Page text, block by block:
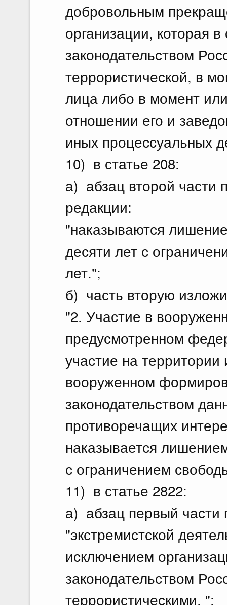
добровольным
организации, которая в
законодательством
террористической, в
лица либо в момент
отношении его и
иных процессуальных
10) в статье 208:
а) абзац второй части
редакции:
"наказываются
десяти лет с
лет.";
б) часть вторую
"2. Участие в
предусмотренном
участие на территории
вооруженном
законодательством
противоречащих
наказывается
с ограничением
11) в статье 2822:
а) абзац первый части
"экстремистской
исключением
законодательством
террористическими, ";